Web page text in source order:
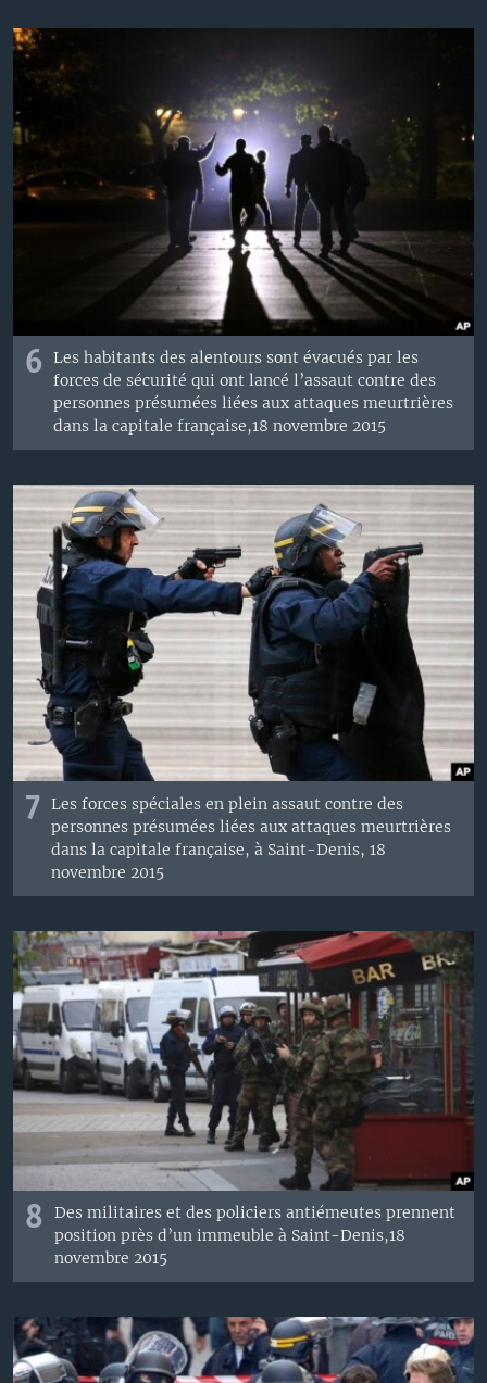
6
Les habitants des alentours sont évacués par les
forces de sécurité qui ont lancé l’assaut contre des
personnes présumées liées aux attaques meurtrières
dans la capitale française,​18 novembre 2015
7 Les forces spéciales en plein assaut contre des
personnes présumées liées aux attaques meurtrières
dans la capitale française, à Saint-Denis, ​18
novembre 2015
8
Des militaires et des policiers antiémeutes prennent
position près d’un immeuble à Saint-Denis,​18
novembre 2015